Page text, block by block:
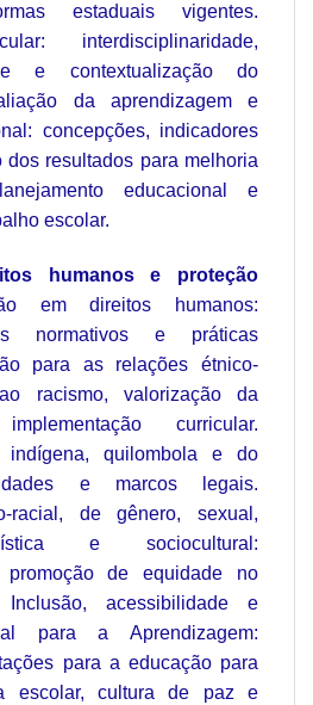
estaduais vigentes.
interdisciplinaridade,
e contextualização do
da aprendizagem e
concepções, indicadores
resultados para melhoria
educacional e
escolar.
humanos e proteção
em direitos humanos:
normativos e práticas
para as relações étnico-
racismo, valorização da
curricular.
indígena, quilombola e do
e marcos legais.
racial, de gênero, sexual,
e sociocultural:
promoção de equidade no
Inclusão, acessibilidade e
para a Aprendizagem:
para a educação para
escolar, cultura de paz e